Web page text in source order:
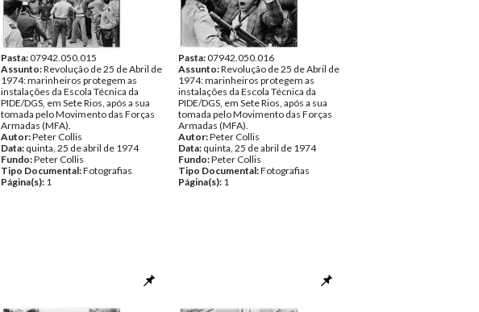
Pasta:07942.050.015
Assunto:Revolução de 25 de Abril de
1974: marinheiros protegem as
instalações da Escola Técnica da
PIDE/DGS, em Sete Rios, após a sua
tomada pelo Movimento das Forças
Armadas (MFA).
Autor:Peter Collis
Data: quinta, 25 de abril de 1974
Fundo:Peter Collis
Tipo Documental:Fotografias
Página(s): 1
Pasta:07942.050.016
Assunto:Revolução de 25 de Abril de
1974: marinheiros protegem as
instalações da Escola Técnica da
PIDE/DGS, em Sete Rios, após a sua
tomada pelo Movimento das Forças
Armadas (MFA).
Autor:Peter Collis
Data: quinta, 25 de abril de 1974
Fundo:Peter Collis
Tipo Documental:Fotografias
Página(s): 1